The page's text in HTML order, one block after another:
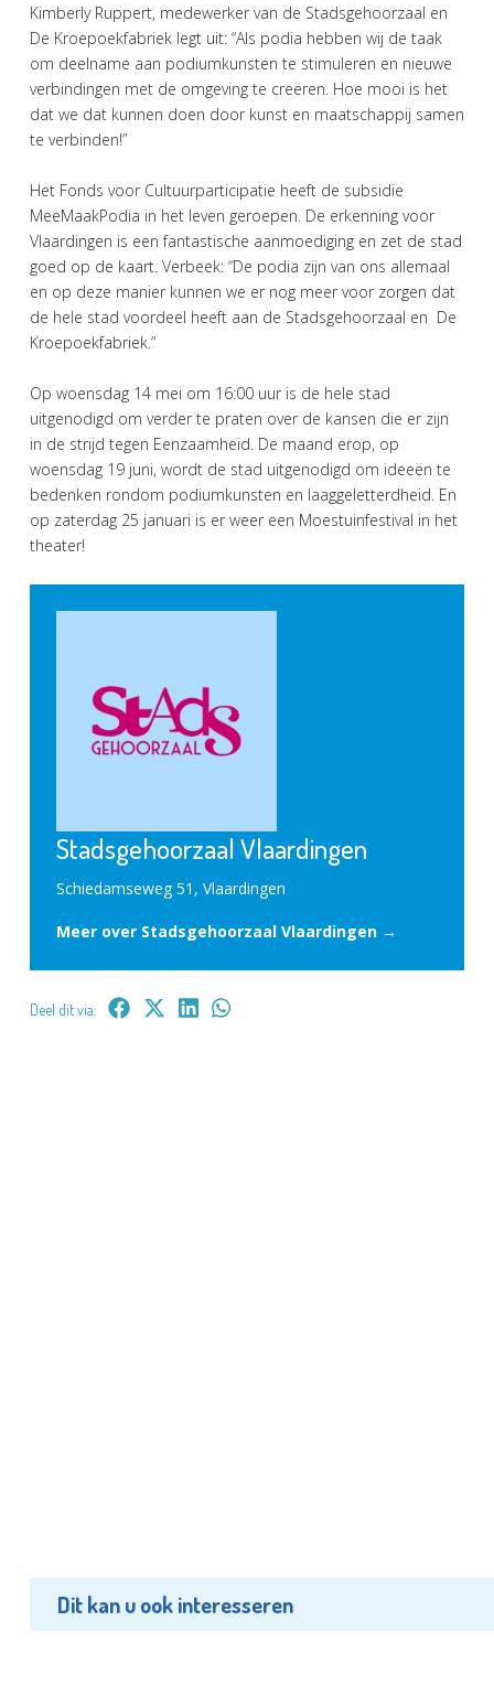
Kimberly Ruppert, medewerker van de Stadsgehoorzaal en
De Kroepoekfabriek legt uit: “Als podia hebben wij de taak
om deelname aan podiumkunsten te stimuleren en nieuwe
verbindingen met de omgeving te creëren. Hoe mooi is het
dat we dat kunnen doen door kunst en maatschappij samen
te verbinden!”
Het Fonds voor Cultuurparticipatie heeft de subsidie
MeeMaakPodia in het leven geroepen. De erkenning voor
Vlaardingen is een fantastische aanmoediging en zet de stad
goed op de kaart. Verbeek: “De podia zijn van ons allemaal
en op deze manier kunnen we er nog meer voor zorgen dat
de hele stad voordeel heeft aan de Stadsgehoorzaal en De
Kroepoekfabriek.”
Op woensdag 14 mei om 16:00 uur is de hele stad
uitgenodigd om verder te praten over de kansen die er zijn
in de strijd tegen Eenzaamheid. De maand erop, op
woensdag 19 juni, wordt de stad uitgenodigd om ideeën te
bedenken rondom podiumkunsten en laaggeletterdheid. En
op zaterdag 25 januari is er weer een Moestuinfestival in het
theater!
Stadsgehoorzaal Vlaardingen
Schiedamseweg 51, Vlaardingen
Meer over Stadsgehoorzaal Vlaardingen →
Deel dit via:
Dit kan u ook interesseren